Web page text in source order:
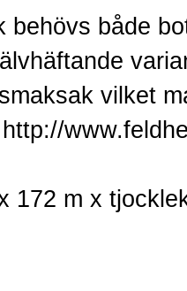
behövs både
vilket
172 m x